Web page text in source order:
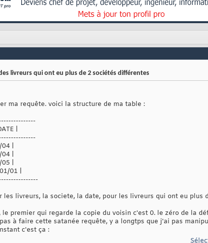
livreurs qui ont eu plus de 2 sociétés différentes
ma requête. voici la structure de ma table :
|
|
|
|
01 |
les livreurs, la societe, la date, pour les livreurs qui ont eu plus
le premier qui regarde la copie du voisin c'est 0. le zéro de la
à faire cette satanée requête, y a longtps que j'ai pas
c'est ça :